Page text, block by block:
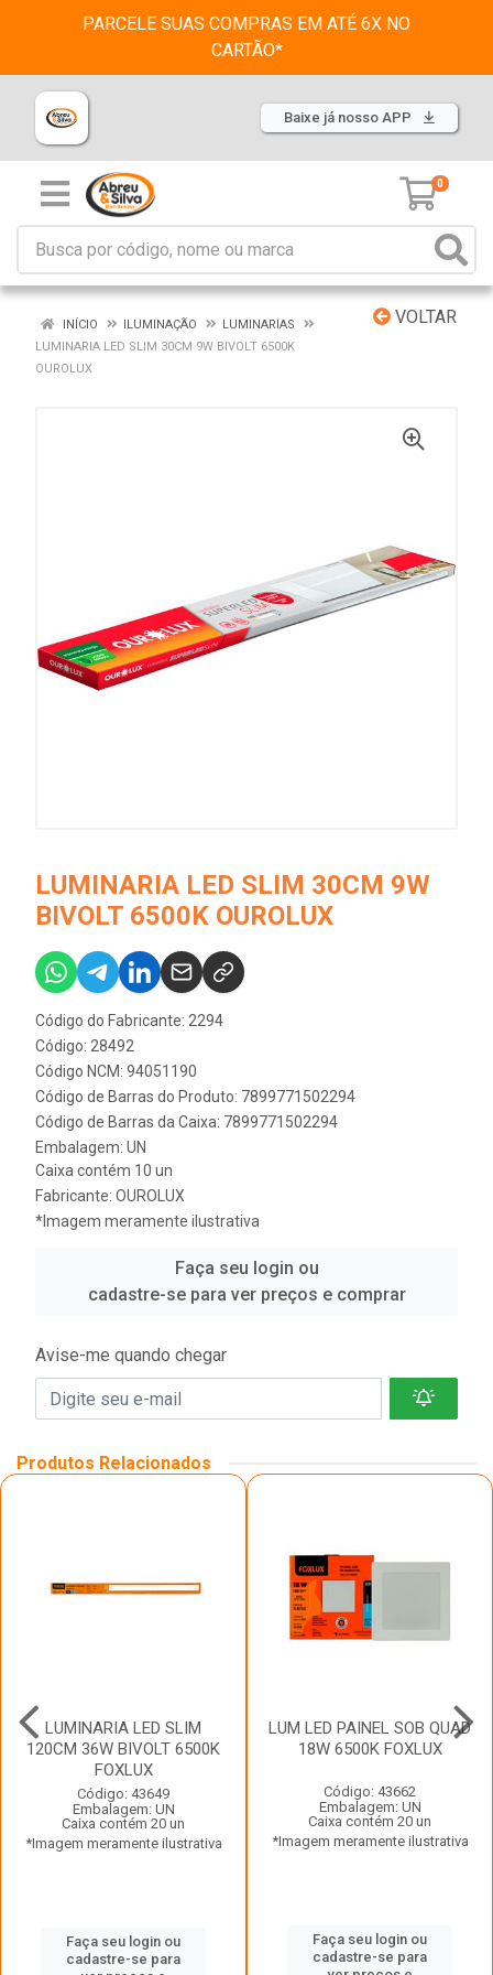
PARCELE SUAS COMPRAS EM ATÉ 6X NO
CARTÃO*
Baixe já nosso APP
0
VOLTAR
INÍCIO ILUMINAÇÃO
LUMINARIAS
LUMINARIA LED SLIM 30CM 9W BIVOLT 6500K
OUROLUX
LUMINARIA LED SLIM 30CM 9W
BIVOLT 6500K OUROLUX
Código do Fabricante: 2294
Código: 28492
Código NCM: 94051190
Código de Barras do Produto: 7899771502294
Código de Barras da Caixa: 7899771502294
Embalagem: UN
Caixa contém 10 un
Fabricante: OUROLUX
*Imagem meramente ilustrativa
Faça seu login ou
cadastre-se para ver preços e comprar
Avise-me quando chegar
Produtos Relacionados
LUMINARIA LED SLIM
120CM 36W BIVOLT 6500K
FOXLUX
Código: 43649
Embalagem: UN
Caixa contém 20 un
*Imagem meramente ilustrativa
Faça seu login ou
cadastre-se para
LUM LED PAINEL SOB QUAD
18W 6500K FOXLUX
Código: 43662
Embalagem: UN
Caixa contém 20 un
*Imagem meramente ilustrativa
Faça seu login ou
cadastre-se para